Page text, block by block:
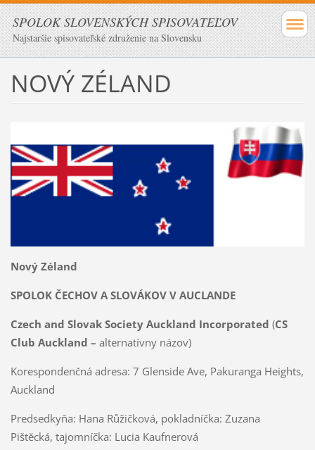
SPOLOK SLOVENSKÝCH SPISOVATEĽOV
Najstaršie spisovateľské združenie na Slovensku
NOVÝ ZÉLAND
Nový Zéland
SPOLOK ČECHOV A SLOVÁKOV V AUCLANDE
Czech and Slovak Society Auckland Incorporated (CS
Club Auckland – alternatívny názov)
Korespondenčná adresa: 7 Glenside Ave, Pakuranga Heights,
Auckland
Predsedkyňa: Hana Růžičková, pokladníčka: Zuzana
Pištěcká, tajomníčka: Lucia Kaufnerová